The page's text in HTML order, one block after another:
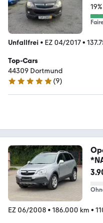
Unfallfrei • EZ 04/2017•
Top-Cars
44309 Dortmund
5 Sterne
(9)
EZ 06/2008• 186.000 km •